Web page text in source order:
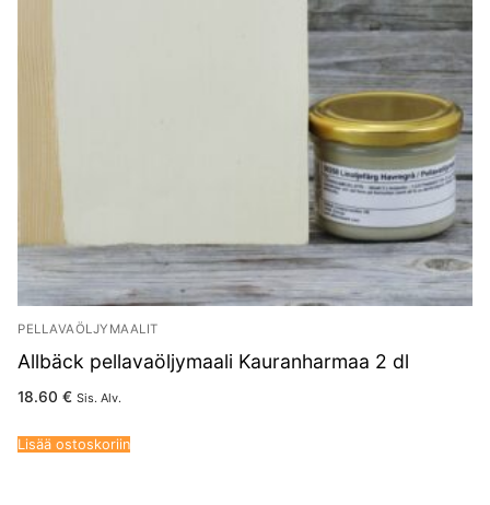
PELLAVAÖLJYMAALIT
Allbäck pellavaöljymaali Kauranharmaa 2 dl
18.60 € Sis. Alv.
Lisää ostoskoriin